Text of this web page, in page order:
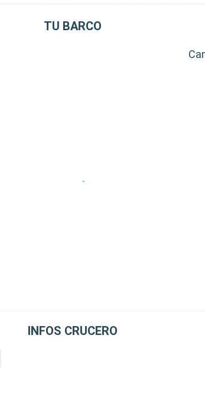
- Embarque prioritario y
TU BARCO
INFOS CRUCERO